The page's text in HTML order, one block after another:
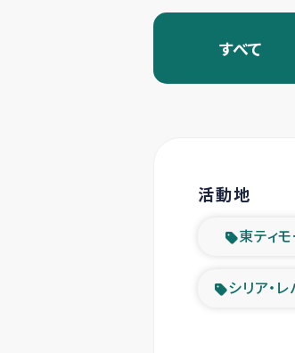
すべて
活動地
東ティ
シリア・レ